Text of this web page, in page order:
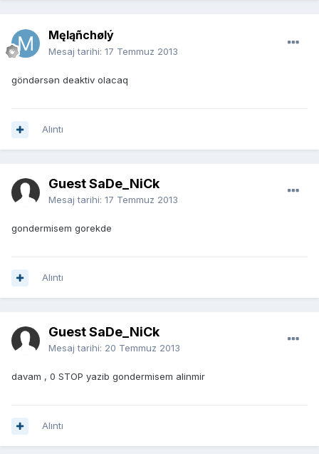
Męląñchølý
Mesaj tarihi: 17 Temmuz 2013
göndərsən deaktiv olacaq
Alıntı
Guest SaDe_NiCk
Mesaj tarihi: 17 Temmuz 2013
gondermisem gorekde
Alıntı
Guest SaDe_NiCk
Mesaj tarihi: 20 Temmuz 2013
davam , 0 STOP yazib gondermisem alinmir
Alıntı